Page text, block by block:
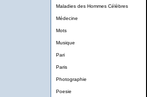
Maladies des Hommes Célèbres
Médecine
Mots
Musique
Pari
Paris
Photographie
Poesie